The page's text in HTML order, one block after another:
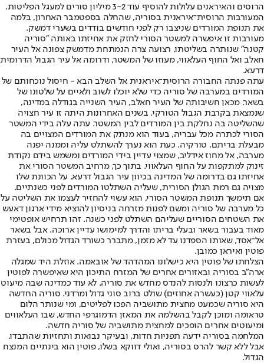
הרוסים והאיראנים עלולות להוסיף עוד 3-2 מיליון סורים למעגל הפליטות.
המעורבות הרוסית־איראנית בסוריה, שהחלה בספטמבר האחרון, בלמה
את תנופת המורדים שניצבו רק לפני חודשים בודדים בשערי דמשק.
מעורבות זו איפשרה למשטר הסורי לחזק את אחיזתו באותה "סוריה
קטנה" שנותרה בשליטתו, רצועה צרה הנמתחת מדמשק צפונה אל העיר
חאלב ואל החוף העלאווי, מעוזו של המשטר, ודרומה אל עיר הגבול הדרומית
דרעא.
עתה פנתה החבורה הרוסית־איראנית אל השלב הבא - חיסול נוכחותם של
המורדים במערבה של סוריה כדי שלא יוכלו לשוב ולאיים על שלטונו של
בשאר. מכאן חשיבותה של העיר חאלב, העיר השנייה בגודלה במדינה,
שנמצאת בקרבת הגבול הטורקי. בשנים האחרונות היתה זו עיר חצויה
שהשליטה בה נחלקת בין המורדים לבין המשטר. עתה עלה בידי המשטר
הסורי לכתרה מכל עבריה, בעוד הוא מנתק את המורדים המצויים בה
מבעלת בריתם, טורקיה. כעת הוא נערך להשתלט עליה וממנה יפנה
מערבה, אל מחוז אידליב, שמצוי עדיין בידי המורדים ומשמש בידם נקודת
זינוק למתקפות על החוף העלאווי. בתוך כך, מרחיב המשטר הסורי את
אחיזתו גם בדרומה של המדינה בכיוון עיר הגבול דרעא. על הכוונת שלו
מצויה גם רמת הגולן הסורית, שעליה השתלטו המורדים לפני כשנתיים.
אם תימשך תנופת המשטר הסורי, הוא עשוי להחזיר לעצמו את השליטה על
כל מערבה של סוריה ומשם לפנות מזרחה בניסיון להוציא מידי ארגון דאעש
את השטחים הסוריים שעליהם השתלט לפני כשנה. זהו תרחיש אופטימי
מאוד בעבור בשאר ובעלי בריתו והדרך למימושו עדיין ארוכה. אבל בשאר
אל־אסד, שאותו הספדנו עד לא מזמן, מתברר כשורד הגדול מכולם, בעזרת
פוטין ואיראן כמובן.
הצלחתו של פוטין היא כישלונו המהדהד של אובאמה. אוזלת היד שמגלה
ארה"ב בסוריה ובאזורים אחרים של המזרח התיכון היא שאיפשרה לפוטין
לעשות כרצונו ולנסות להנדס מחדש את סוריה. לא עוד כמדינה שבה מיעוט
עלאווי קטן (כעשרה אחוזים) שולט ברוב סוני גדול ומרדני. סוריה החדשה
היא סוריה שכמעט מחצית מתושביה הפכו לפליטים, ומי שנותר הלום
טראומה ומוכן לקבל בהשלמה את המאזן הדמוגרפי החדש, שבו העלאווים
ומיעוטים אחרים הופכים למחצית מתושביה של סוריה חדשה.
המלחמה בסוריה ידעה תפניות חדות, ובעיקר נבואות ותחזיות שהתבדו.
אבל ללא קשר להרס בסוריה, ואולי דווקא בשלו, פוטין הוא בינתיים המנצח
הגדול.